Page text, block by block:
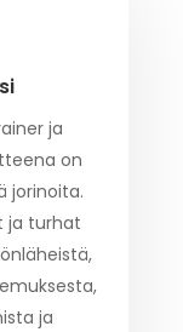
ja
on
jorinoita.
ja turhat
ja